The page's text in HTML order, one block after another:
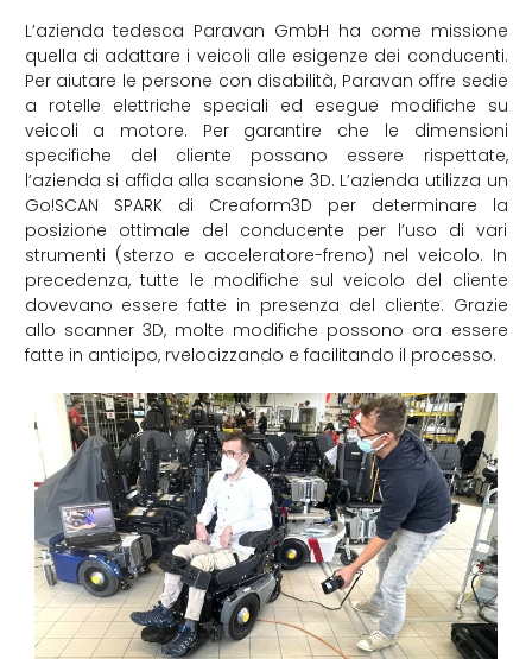
L’azienda tedesca Paravan GmbH ha come missione
quella di adattare i veicoli alle esigenze dei conducenti.
Per aiutare le persone con disabilità, Paravan offre sedie
a rotelle elettriche speciali ed esegue modifiche su
veicoli a motore. Per garantire che le dimensioni
specifiche del cliente possano essere rispettate,
l’azienda si affida alla scansione 3D. L’azienda utilizza un
Go!SCAN SPARK di Creaform3D per determinare la
posizione ottimale del conducente per l’uso di vari
strumenti (sterzo e acceleratore-freno) nel veicolo. In
precedenza, tutte le modifiche sul veicolo del cliente
dovevano essere fatte in presenza del cliente. Grazie
allo scanner 3D, molte modifiche possono ora essere
fatte in anticipo, rvelocizzando e facilitando il processo.